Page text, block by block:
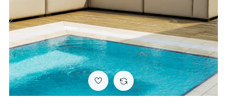
‹ ›